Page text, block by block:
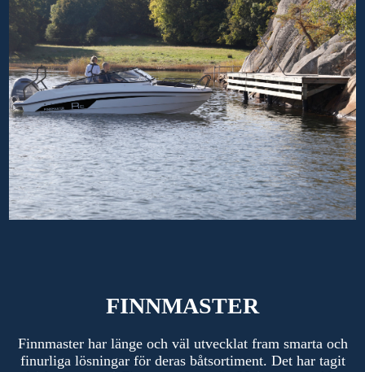
FINNMASTER
Finnmaster har länge och väl utvecklat fram smarta och
finurliga lösningar för deras båtsortiment. Det har tagit